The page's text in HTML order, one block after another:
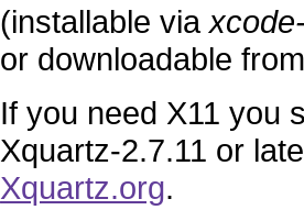
(installable via
or downloadable
If you need X11 you
Xquartz-2.7.11 or
Xquartz.org.